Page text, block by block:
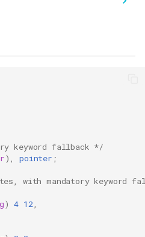
keyword fallback */
), pointer ;
with mandatory keyword
) 4 12,